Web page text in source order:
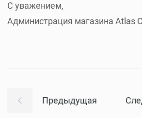
С уважением,
Администрация магазина Atlas
Предыдущая